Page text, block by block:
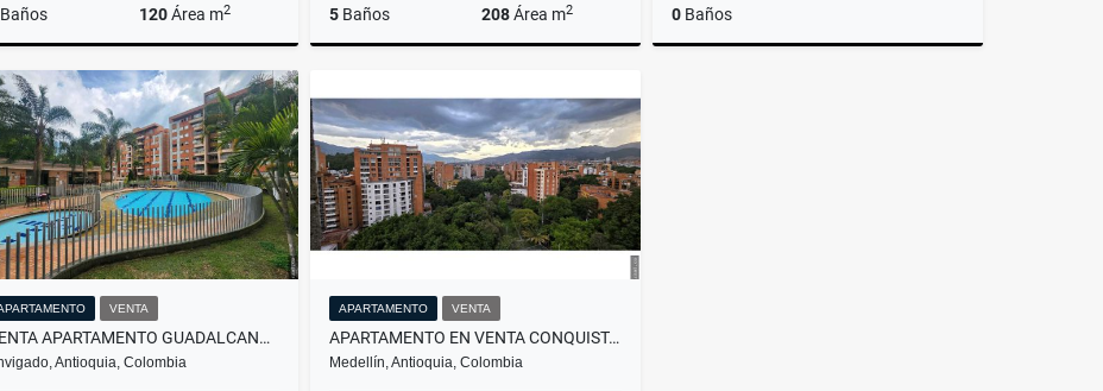
Baños 120Área m2
Venta
$1.296.000.000
5 Baños 208Área m2
$1.250.000.000
0 Baños
VENTA
VENTA APARTAMENTO GUADALCANAL ENVIGADO
Antioquia, Colombia
APARTAMENTO VENTA
APARTAMENTO EN VENTA CONQUISTADORES CON PISCINA MEDELLÍN
Medellín, Antioquia, Colombia